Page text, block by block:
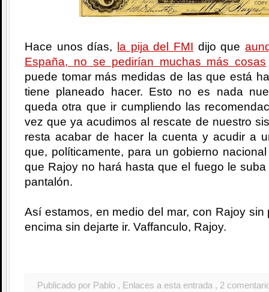
Hace unos días, la pija del FMI dijo que
España, no se pedirían muchas más cosas
puede tomar más medidas de las que está
tiene planeado hacer. Esto no es nada
queda otra que ir cumpliendo las
vez que ya acudimos al rescate de nuestro
resta acabar de hacer la cuenta y acudir a
que, políticamente, para un gobierno
que Rajoy no hará hasta que el fuego le
pantalón.
Así estamos, en medio del mar, con Rajoy
encima sin dejarte ir. Vaffanculo, Rajoy.
Publicado por Pablo , Enlaces a esta entrada , 2